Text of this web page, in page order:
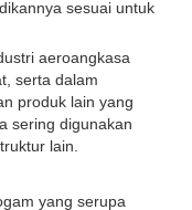
sesuai untuk
aeroangkasa
serta dalam
produk lain yang
sering digunakan
lain.
yang serupa